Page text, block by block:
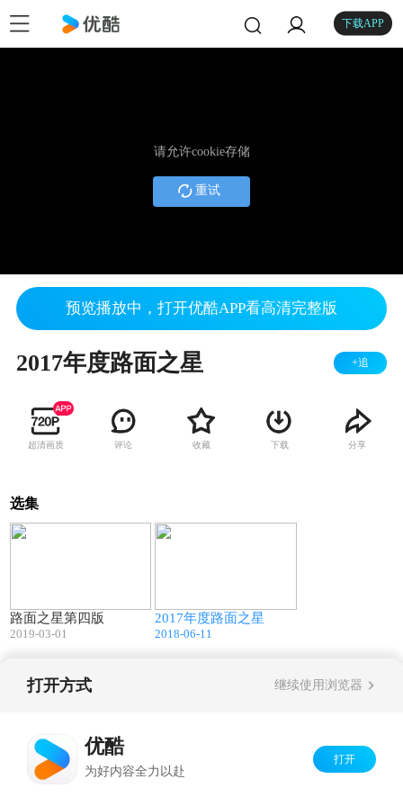
下载APP
请允许cookie存储
重试
预览播放中，打开优酷APP看高清完整版
2017年度路面之星 +追
超清画质 评论 收藏 下载 分享
选集
路面之星第四版
2019-03-01
2017年度路面之星
2018-06-11
版权所有
打开方式 继续使用浏览器
优酷
为好内容全力以赴
打开